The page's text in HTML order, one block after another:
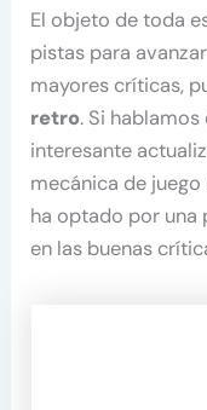
El objeto de toda
pistas para
mayores críticas,
retro. Si hablamos
interesante
mecánica de
ha optado por una
en las buenas